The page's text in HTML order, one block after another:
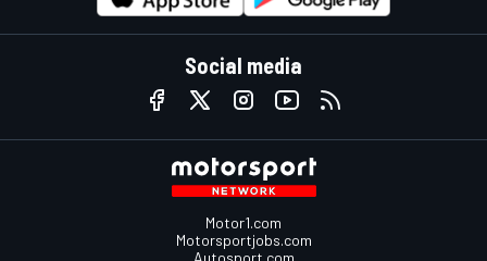
Social media
Motor1.com
Motorsportjobs.com